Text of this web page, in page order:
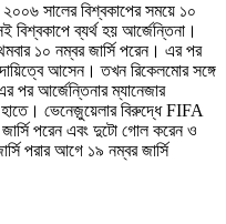
২০০৬ সালের বিশ্বকাপের সময়ে ১০
বিশ্বকাপে ব্যর্থ হয় আর্জেন্তিনা।
১০ নম্বর জার্সি পরেন। এর পর
আসেন। তখন রিকেলমোর সঙ্গে
পর আর্জেন্তিনার ম্যানেজার
হাতে। ভেনেজ়ুয়েলার বিরুদ্ধে FIFA
জার্সি পরেন এবং দুটো গোল করেন ও
পরার আগে ১৯ নম্বর জার্সি